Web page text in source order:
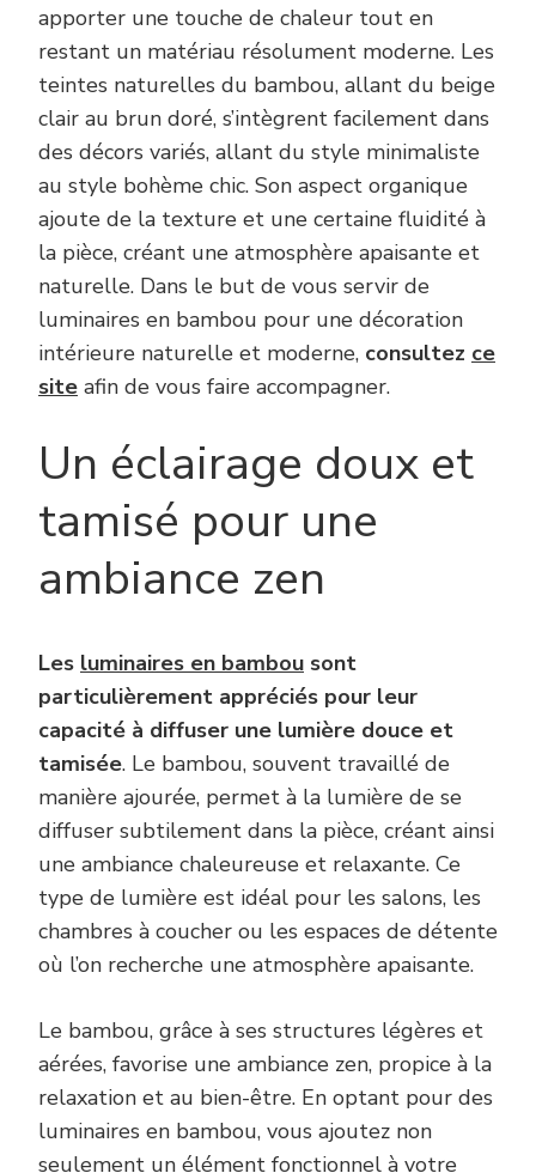
apporter une touche de chaleur tout en
restant un matériau résolument moderne. Les
teintes naturelles du bambou, allant du beige
clair au brun doré, s’intègrent facilement dans
des décors variés, allant du style minimaliste
au style bohème chic. Son aspect organique
ajoute de la texture et une certaine fluidité à
la pièce, créant une atmosphère apaisante et
naturelle. Dans le but de vous servir de
luminaires en bambou pour une décoration
intérieure naturelle et moderne, consultez ce
site afin de vous faire accompagner.
Un éclairage doux et
tamisé pour une
ambiance zen
Les luminaires en bambou sont
particulièrement appréciés pour leur
capacité à diffuser une lumière douce et
tamisée. Le bambou, souvent travaillé de
manière ajourée, permet à la lumière de se
diffuser subtilement dans la pièce, créant ainsi
une ambiance chaleureuse et relaxante. Ce
type de lumière est idéal pour les salons, les
chambres à coucher ou les espaces de détente
où l’on recherche une atmosphère apaisante.
Le bambou, grâce à ses structures légères et
aérées, favorise une ambiance zen, propice à la
relaxation et au bien-être. En optant pour des
luminaires en bambou, vous ajoutez non
seulement un élément fonctionnel à votre